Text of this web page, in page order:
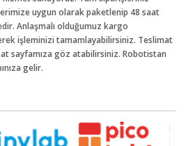
uygun olarak paketlenip 48 saat
Anlaşmalı olduğumuz kargo
işleminizi tamamlayabilirsiniz. Teslimat
sayfamıza göz atabilirsiniz. Robotistan
gelir.